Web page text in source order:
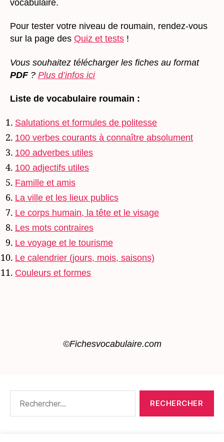
vocabulaire.
Pour tester votre niveau de roumain, rendez-vous
sur la page des Quiz et tests !
Vous souhaitez télécharger les fiches au format
PDF? Plus d’infos ici
Liste de vocabulaire roumain :
Salutations et formules de politesse
100 verbes courants à connaître absolument
100 adverbes utiles
100 adjectifs utiles
Famille et amis
La ville et les lieux publics
Le corps humain, la tête et le visage
Les mots contraires
Le voyage et le tourisme
Le calendrier (jours, mois, saisons)
Couleurs et formes
©Fichesvocabulaire.com